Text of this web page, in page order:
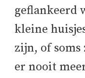
geflankeerd
kleine
zijn, of
er nooit